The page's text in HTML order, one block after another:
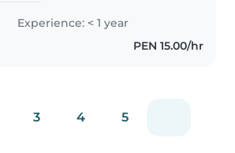
pequeños siempre he disfrutado
de pasar tiempo con los niños,
Me encanta dibujar, tocar música
Experience: < 1 year
PEN 15.00/hr
3 4 5